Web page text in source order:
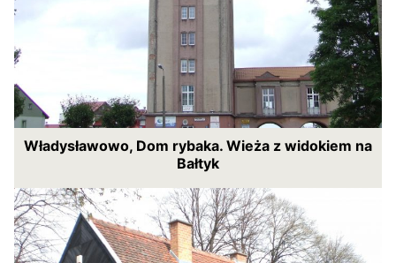
Władysławowo, Dom rybaka. Wieża z widokiem na
Bałtyk